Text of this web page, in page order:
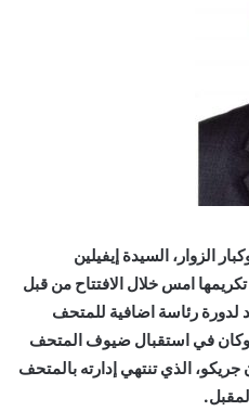
الزوار، السيدة إيفيلين
امس خلال الافتتاح من قبل
لدورة رئاسة اضافية للمتحف
عام 2028, وكان في استقبال ضيوف المتحف
جريكو، الذي تنتهي إدارته بالمتحف